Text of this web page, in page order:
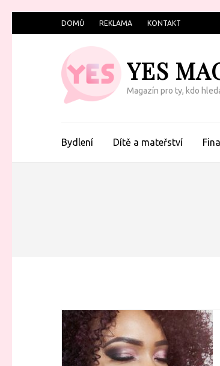
na
DOMŮ REKLAMA KONTAKT
YES
Magazín pro ty, kdo
Bydlení Dítě a mateřství